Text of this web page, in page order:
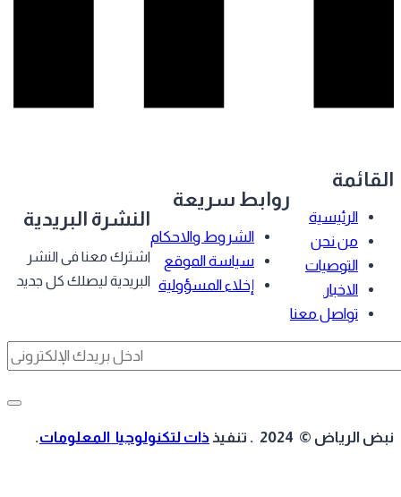
الرئيسية
من نحن
التوصيات
الاخبار
تواصل معنا
روابط سريعة
الشروط والاحكام
سياسة الموقع
إخلاء المسؤولية
النشرة البريدية
اشترك معنا فى النشر
البريدية ليصلك كل جديد
الرياض © 2024 . تنفيذ ذات لتكنولوجيا المعلومات.